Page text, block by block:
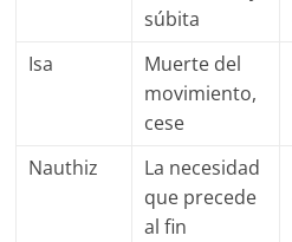
súbita
Isa
Muerte del
movimiento,
cese
Nauthiz
La necesidad
que precede
al fin